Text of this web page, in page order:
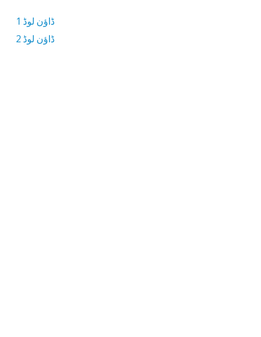
ڈاؤن لوڈ 1
ڈاؤن لوڈ 2